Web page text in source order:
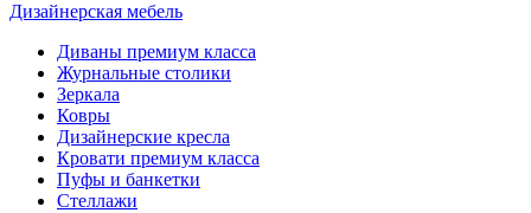
Дизайнерская мебель
Диваны премиум класса
Журнальные столики
Зеркала
Ковры
Дизайнерские кресла
Кровати премиум класса
Пуфы и банкетки
Стеллажи